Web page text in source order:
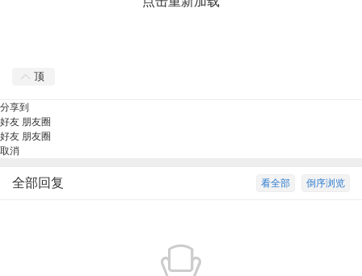
顶
分享到
好友 朋友圈
好友 朋友圈
取消
倒序浏览
看全部
全部回复